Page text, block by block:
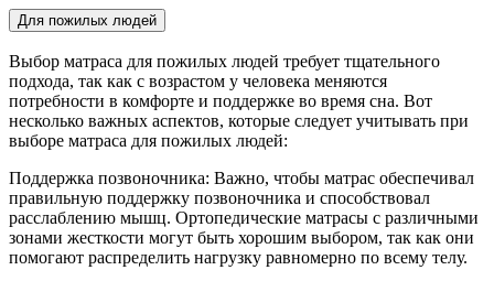
Для пожилых людей
Выбор матраса для пожилых людей требует тщательного
подхода, так как с возрастом у человека меняются
потребности в комфорте и поддержке во время сна. Вот
несколько важных аспектов, которые следует учитывать при
выборе матраса для пожилых людей:
Поддержка позвоночника: Важно, чтобы матрас обеспечивал
правильную поддержку позвоночника и способствовал
расслаблению мышц. Ортопедические матрасы с различными
зонами жесткости могут быть хорошим выбором, так как они
помогают распределить нагрузку равномерно по всему телу.